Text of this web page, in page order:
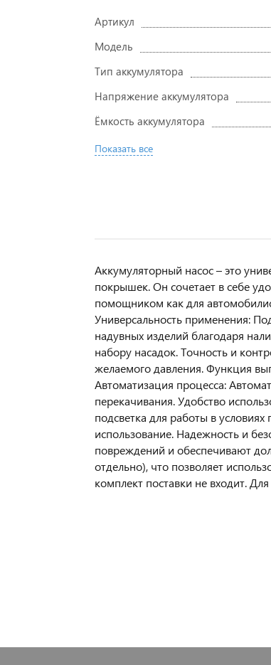
Артикул
Модель
Тип аккумулятора
Напряжение аккумулятора
Ёмкость аккумулятора
Показать все
Аккумуляторный насос – это
покрышек. Он сочетает в себе
помощником как для
Универсальность применения:
надувных изделий благодаря
набору насадок. Точность и
желаемого давления. Функция
Автоматизация процесса:
перекачивания. Удобство
подсветка для работы в
использование. Надежность и
повреждений и обеспечивают
отдельно), что позволяет
комплект поставки не входит.